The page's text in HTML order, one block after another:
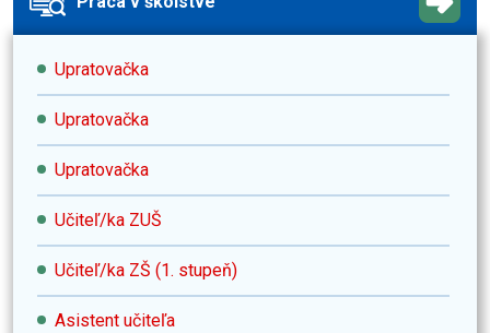
Upratovačka
Upratovačka
Upratovačka
Učiteľ/ka ZUŠ
Učiteľ/ka ZŠ (1. stupeň)
Asistent učiteľa